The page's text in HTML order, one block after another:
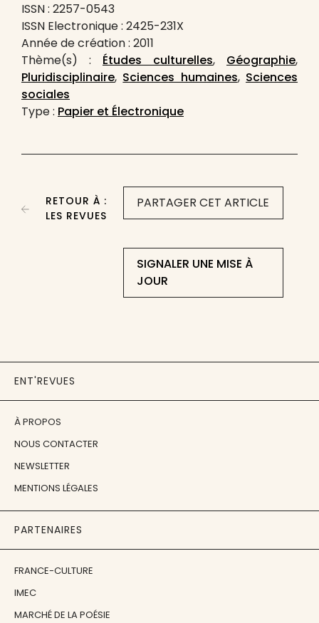
ISSN : 2257-0543
ISSN Electronique : 2425-231X
Année de création : 2011
Thème(s) : Études culturelles, Géographie,
Pluridisciplinaire, Sciences humaines, Sciences
sociales
Type : Papier et Électronique
PARTAGER CET ARTICLE
SIGNALER UNE MISE À
JOUR
RETOUR À :
LES REVUES
ENT'REVUES
À PROPOS
NOUS CONTACTER
NEWSLETTER
MENTIONS LÉGALES
PARTENAIRES
FRANCE-CULTURE
IMEC
MARCHÉ DE LA POÉSIE